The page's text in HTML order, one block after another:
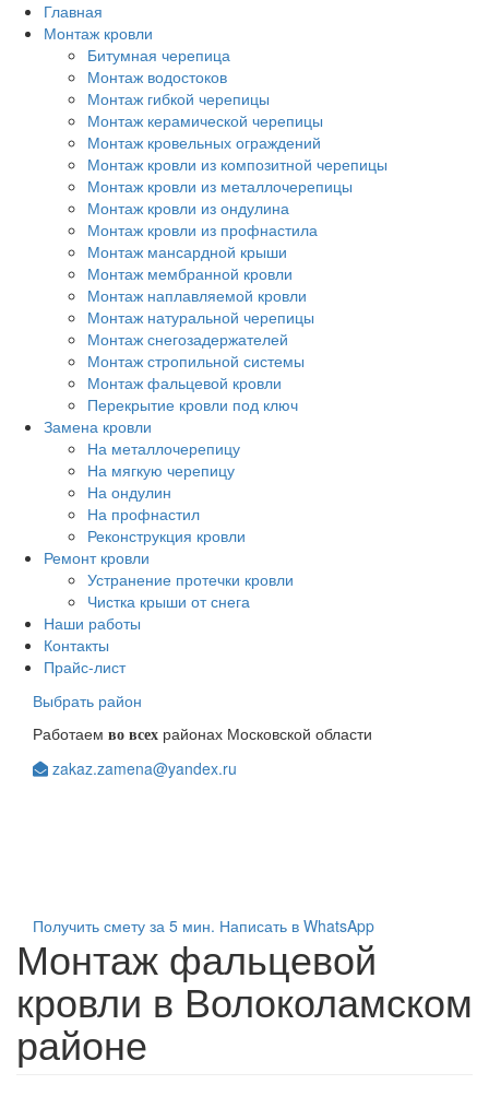
Перейти
основному
содержанию
Главная
Монтаж кровли
Битумная черепица
Монтаж водостоков
Монтаж гибкой черепицы
Монтаж керамической черепицы
Монтаж кровельных ограждений
Монтаж кровли из композитной черепицы
Монтаж кровли из металлочерепицы
Монтаж кровли из ондулина
Монтаж кровли из профнастила
Монтаж мансардной крыши
Монтаж мембранной кровли
Монтаж наплавляемой кровли
Монтаж натуральной черепицы
Монтаж снегозадержателей
Монтаж стропильной системы
Монтаж фальцевой кровли
Перекрытие кровли под ключ
Замена кровли
На металлочерепицу
На мягкую черепицу
На ондулин
На профнастил
Реконструкция кровли
Ремонт кровли
Устранение протечки кровли
Чистка крыши от снега
Наши работы
Контакты
Прайс-лист
Выбрать район
Работаем во всех районах Московской области
zakaz.zamena@yandex.ru
Получить смету за 5 мин. Написать в WhatsApp
Монтаж фальцевой
кровли в Волоколамском
районе